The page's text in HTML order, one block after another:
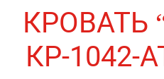
КРОВАТЬ
КР-1042-